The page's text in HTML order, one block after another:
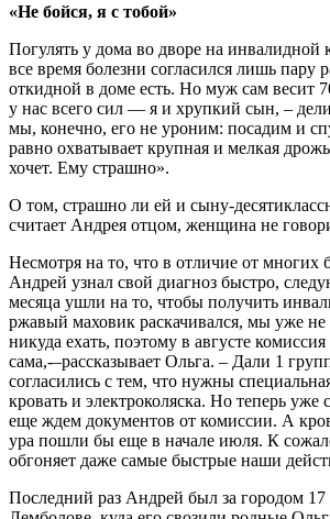
«Не бойся, я с тобой»
Погулять у дома во дворе на инвалидной
все время болезни согласился лишь пару
откидной в доме есть. Но муж сам весит
у нас всего сил — я и хрупкий сын, –
мы, конечно, его не уроним: посадим и
равно охватывает крупная и мелкая
хочет. Ему страшно».
О том, страшно ли ей и сыну-
считает Андрея отцом, женщина не
Несмотря на то, что в отличие от
Андрей узнал свой диагноз быстро,
месяца ушли на то, чтобы получить
ржавый маховик раскачивался, мы уже не
никуда ехать, поэтому в августе
сама,-–рассказывает Ольга. – Дали 1
согласились с тем, что нужны
кровать и электроколяска. Но теперь уже
еще ждем документов от комиссии. А
ура пошли бы еще в начале июля. К
обгоняет даже самые быстрые наши
Последний раз Андрей был за городом